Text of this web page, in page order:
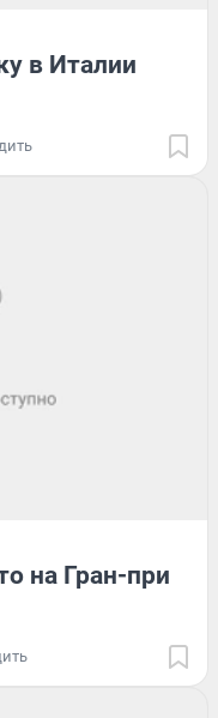
в Италии
на Гран-при